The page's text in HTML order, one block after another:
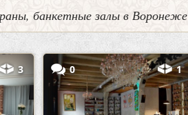
банкетные залы в Воронеже
3 0 1